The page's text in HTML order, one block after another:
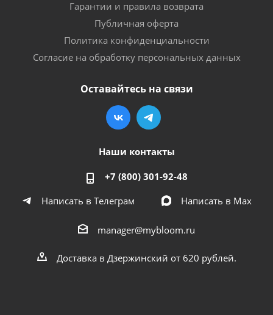
Гарантии и правила возврата
Публичная оферта
Политика конфиденциальности
Согласие на обработку персональных данных
Оставайтесь на связи
Наши контакты
+7 (800) 301-92-48
Написать в Телеграм
Написать в Мах
manager@mybloom.ru
Доставка в Дзержинский от 620 рублей.